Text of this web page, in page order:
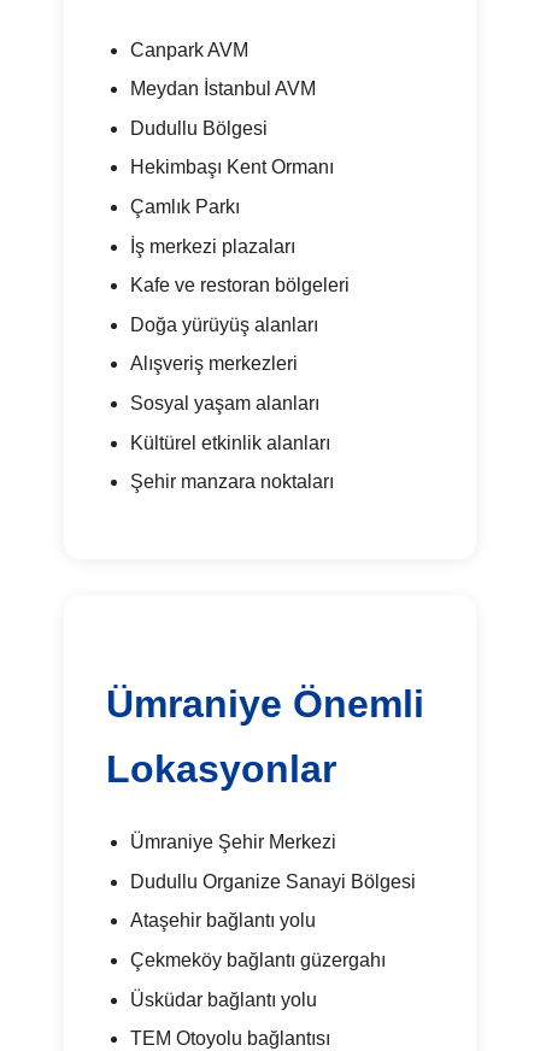
Canpark AVM
Meydan İstanbul AVM
Dudullu Bölgesi
Hekimbaşı Kent Ormanı
Çamlık Parkı
İş merkezi plazaları
Kafe ve restoran bölgeleri
Doğa yürüyüş alanları
Alışveriş merkezleri
Sosyal yaşam alanları
Kültürel etkinlik alanları
Şehir manzara noktaları
Ümraniye Önemli
Lokasyonlar
Ümraniye Şehir Merkezi
Dudullu Organize Sanayi Bölgesi
Ataşehir bağlantı yolu
Çekmeköy bağlantı güzergahı
Üsküdar bağlantı yolu
TEM Otoyolu bağlantısı